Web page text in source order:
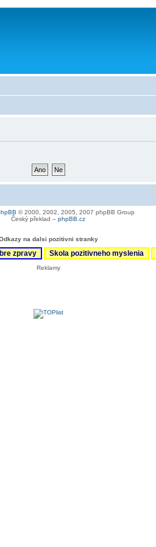
© 2000, 2002, 2005, 2007 phpBB Group
Český překlad – phpBB.cz
na dalsi pozitivni stranky
zpravy Skola pozitivneho myslenia
Reklamy